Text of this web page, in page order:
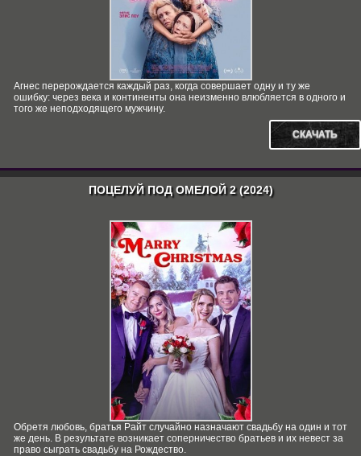
Агнес перерождается каждый раз, когда совершает одну и ту же
ошибку: через века и континенты она неизменно влюбляется в одного и
того же неподходящего мужчину.
СКАЧАТЬ
ПОЦЕЛУЙ ПОД ОМЕЛОЙ 2 (2024)
Обретя любовь, братья Райт случайно назначают свадьбу на один и тот
же день. В результате возникает соперничество братьев и их невест за
право сыграть свадьбу на Рождество.